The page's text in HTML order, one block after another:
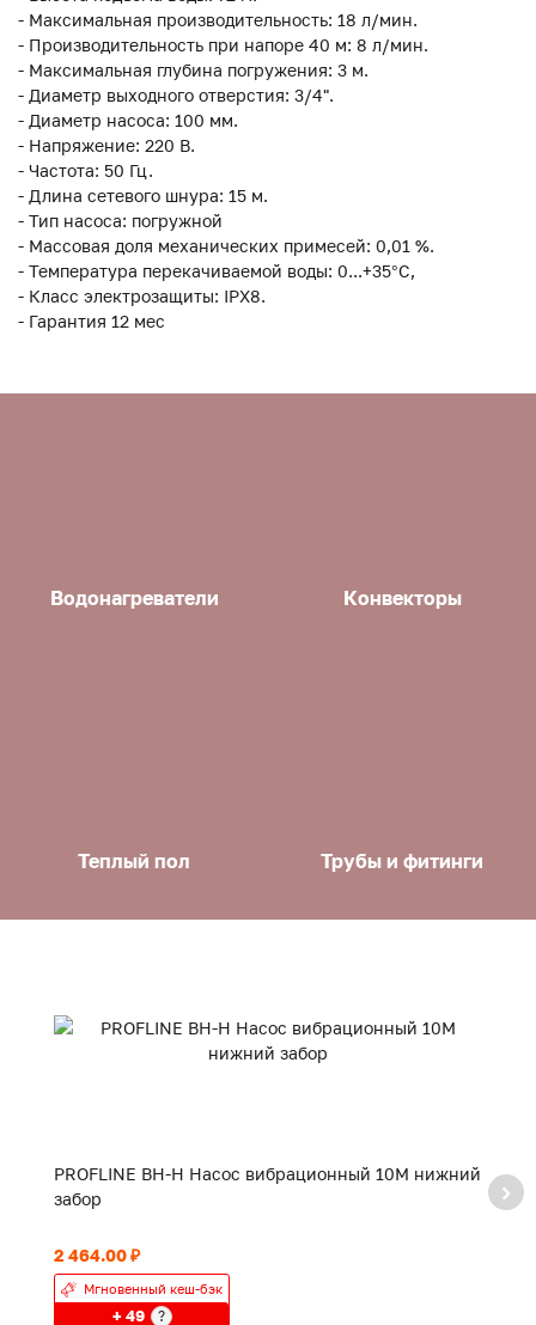
- Максимальная производительность: 18 л/мин.
- Производительность при напоре 40 м: 8 л/мин.
- Максимальная глубина погружения: 3 м.
- Диаметр выходного отверстия: 3/4".
- Диаметр насоса: 100 мм.
- Напряжение: 220 В.
- Частота: 50 Гц.
- Длина сетевого шнура: 15 м.
- Тип насоса: погружной
- Массовая доля механических примесей: 0,01 %.
- Температура перекачиваемой воды: 0...+35°С,
- Класс электрозащиты: IPX8.
- Гарантия 12 мес
Водонагреватели Конвекторы
Теплый пол Трубы и фитинги
PROFLINE BH-H Насос вибрационный 10M нижний
забор
2 464.00 ₽
Мгновенный кеш-бэк
+ 49 ?